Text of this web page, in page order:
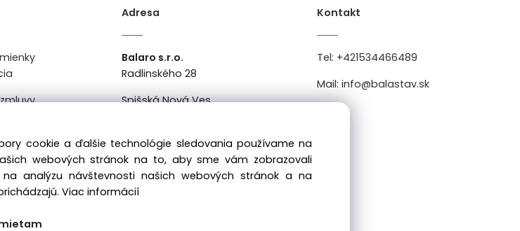
Adresa
Balaro s.r.o.
Radlinského 28
Spišská Nová Ves
Kontakt
Tel: +421534466489
Mail: info@balastav.sk
cookie a ďalšie technológie sledovania používame na
webových stránok na to, aby sme vám zobrazovali
analýzu návštevnosti našich webových stránok a na
Viac informácií